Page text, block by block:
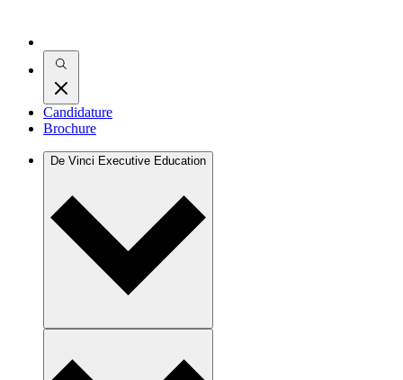
Candidature
Brochure
De Vinci Executive Education